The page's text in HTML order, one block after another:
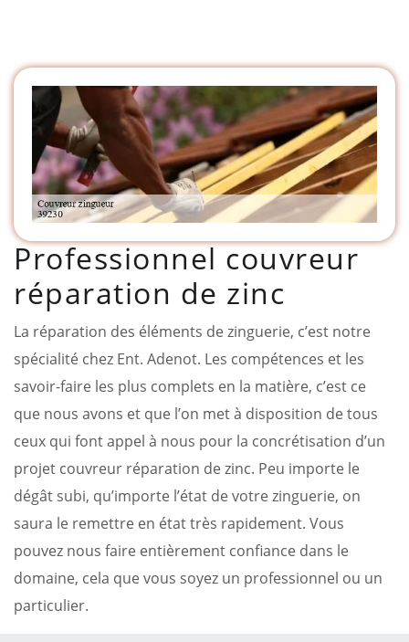
Professionnel couvreur
réparation de zinc
La réparation des éléments de zinguerie, c’est notre
spécialité chez Ent. Adenot. Les compétences et les
savoir-faire les plus complets en la matière, c’est ce
que nous avons et que l’on met à disposition de tous
ceux qui font appel à nous pour la concrétisation d’un
projet couvreur réparation de zinc. Peu importe le
dégât subi, qu’importe l’état de votre zinguerie, on
saura le remettre en état très rapidement. Vous
pouvez nous faire entièrement confiance dans le
domaine, cela que vous soyez un professionnel ou un
particulier.